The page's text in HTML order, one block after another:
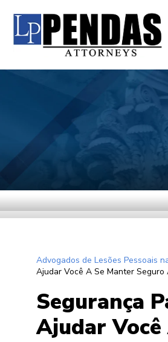
Advogados de Lesões Pessoais
Ajudar Você A Se Manter Seguro
Segurança
Ajudar